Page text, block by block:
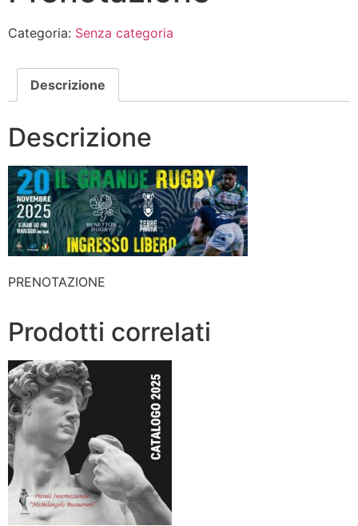
Categoria: Senza categoria
Descrizione
Descrizione
PRENOTAZIONE
Prodotti correlati